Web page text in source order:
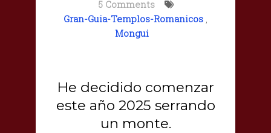
5 Comments
Gran-Guia-Templos-Romanicos ,
Mongui
He decidido comenzar
este año 2025 serrando
un monte.